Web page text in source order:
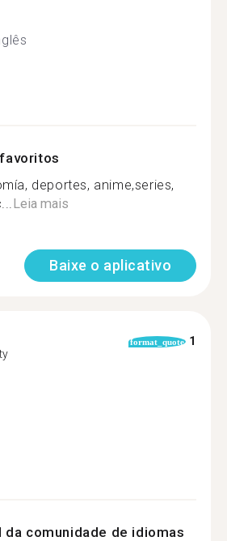
deportes, anime,series,
Leia mais
Baixe o aplicativo
format_quote 1
comunidade de idiomas